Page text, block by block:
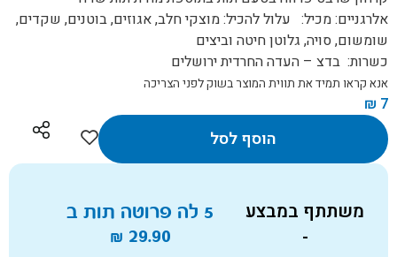
אלרגניים:מכיל: עלול להכיל:מוצקי חלב, אגוזים, בוטנים, שקדים,
שומשום, סויה, גלוטן חיטה וביצים
כשרות: בדצ – העדה החרדית ירושלים
אנא קראו תמיד את תווית המוצר בשוק לפני הצריכה
₪ 7
הוסף לסל
משתתף במבצע
-
5 לה פרוטה תות ב
₪ 29.90